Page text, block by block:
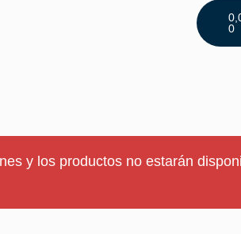
0
y los productos no estarán